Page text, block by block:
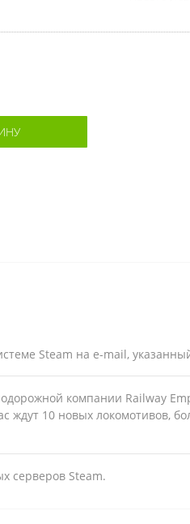
Steam на e-mail,
компании Railway
10 новых локомотивов,
серверов Steam.